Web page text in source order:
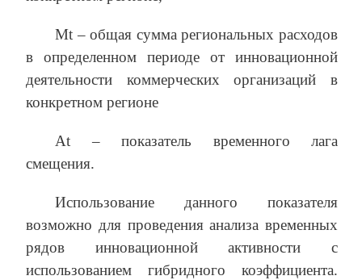
Mt – общая сумма региональных расходов
в определенном периоде от инновационной
деятельности коммерческих организаций в
конкретном регионе
At – показатель временного лага
смещения.
Использование данного показателя
возможно для проведения анализа временных
рядов инновационной активности с
использованием гибридного коэффициента.